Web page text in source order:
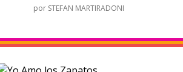
por STEFAN MARTIRADONI